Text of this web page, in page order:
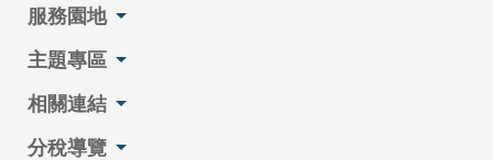
服務園地
主題專區
相關連結
分稅導覽